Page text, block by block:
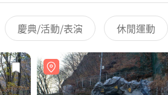
慶典/活動/表演 休閒運動